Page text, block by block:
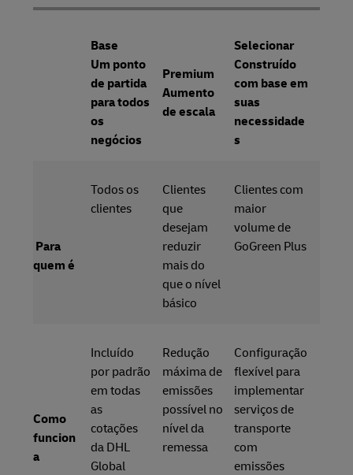
Base
Um ponto
de partida
para todos
os
negócios
Premium
Aumento
de escala
Selecionar
Construído
com base em
suas
necessidade
s
Para
quem é
Todos os
clientes
Clientes
que
desejam
reduzir
mais do
que o nível
básico
Clientes com
maior
volume de
GoGreen Plus
Como
funcion
a
Incluído
por padrão
em todas
as
cotações
da DHL
Global
Redução
máxima de
emissões
possível no
nível da
remessa
Configuração
flexível para
implementar
serviços de
transporte
com
emissões